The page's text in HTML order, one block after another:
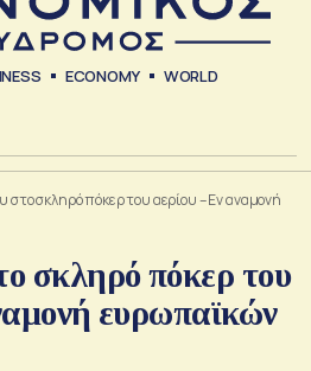
ECONOMY WORLD
στο σκληρό πόκερ του αερίου – Εν αναμονή
σκληρό πόκερ του
ευρωπαϊκών